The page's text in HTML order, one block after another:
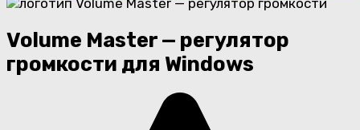
Volume Master — регулятор
громкости для Windows